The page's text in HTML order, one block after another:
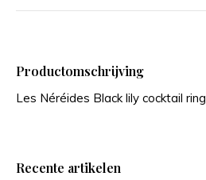
Productomschrijving
Les Néréides Black lily cocktail ring
Recente artikelen